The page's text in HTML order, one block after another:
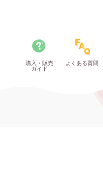
購入・販売
ガイド
よくある質問